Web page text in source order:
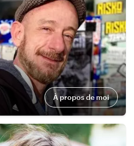
À propos de moi